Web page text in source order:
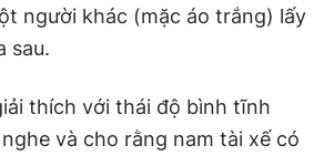
người khác (mặc áo trắng) lấy
sau.
thích với thái độ bình tĩnh
và cho rằng nam tài xế có